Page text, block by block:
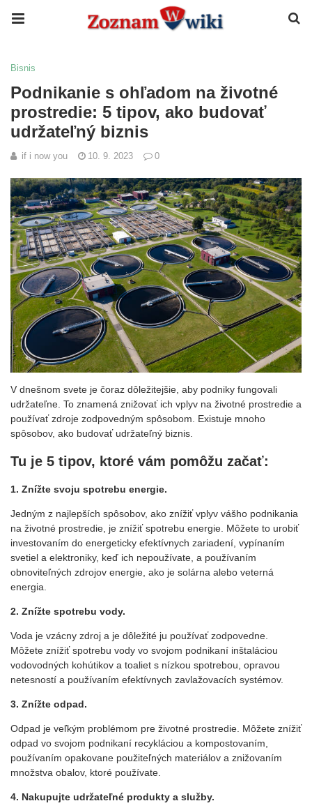
Bisnis
Podnikanie s ohľadom na životné
prostredie: 5 tipov, ako budovať
udržateľný biznis
if i now you 10. 9. 2023 0
V dnešnom svete je čoraz dôležitejšie, aby podniky fungovali
udržateľne. To znamená znižovať ich vplyv na životné prostredie a
používať zdroje zodpovedným spôsobom. Existuje mnoho
spôsobov, ako budovať udržateľný biznis.
Tu je 5 tipov, ktoré vám pomôžu začať:
1. Znížte svoju spotrebu energie.
Jedným z najlepších spôsobov, ako znížiť vplyv vášho podnikania
na životné prostredie, je znížiť spotrebu energie. Môžete to urobiť
investovaním do energeticky efektívnych zariadení, vypínaním
svetiel a elektroniky, keď ich nepoužívate, a používaním
obnoviteľných zdrojov energie, ako je solárna alebo veterná
energia.
2. Znížte spotrebu vody.
Voda je vzácny zdroj a je dôležité ju používať zodpovedne.
Môžete znížiť spotrebu vody vo svojom podnikaní inštaláciou
vodovodných kohútikov a toaliet s nízkou spotrebou, opravou
netesností a používaním efektívnych zavlažovacích systémov.
3. Znížte odpad.
Odpad je veľkým problémom pre životné prostredie. Môžete znížiť
odpad vo svojom podnikaní recykláciou a kompostovaním,
používaním opakovane použiteľných materiálov a znižovaním
množstva obalov, ktoré používate.
4. Nakupujte udržateľné produkty a služby.